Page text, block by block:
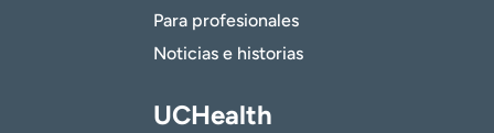
Para profesionales
Noticias e historias
UCHealth